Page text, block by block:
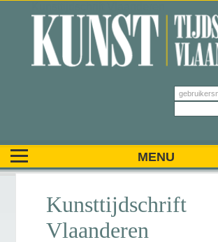
Kunsttijdschrift
Vlaanderen